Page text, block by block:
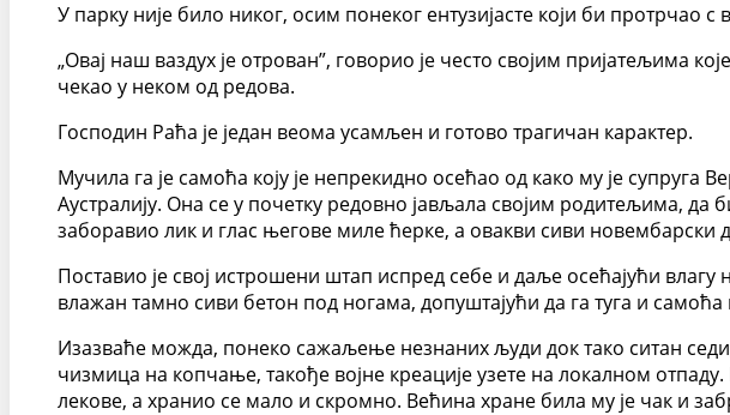
У парку није било никог, осим понеког ентузијасте који би
„Овај наш ваздух је отрован”, говорио је често својим пријатељима
чекао у неком од редова.
Господин Раћа је један веома усамљен и готово трагичан карактер.
Мучила га је самоћа коју је непрекидно осећао од како му је супруга
Аустралију. Она се у почетку редовно јављала својим родитељима, да
заборавио лик и глас његове миле ћерке, а овакви сиви
Поставио је свој истрошени штап испред себе и даље осећајући
влажан тамно сиви бетон под ногама, допуштајући да га туга и самоћа
Изазваће можда, понеко сажаљење незнаних људи док тако ситан
чизмица на копчање, такође војне креације узете на локалном
лекове, а хранио се мало и скромно. Већина хране била му је чак и